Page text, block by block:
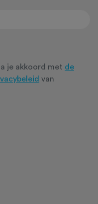
je akkoord met de
van